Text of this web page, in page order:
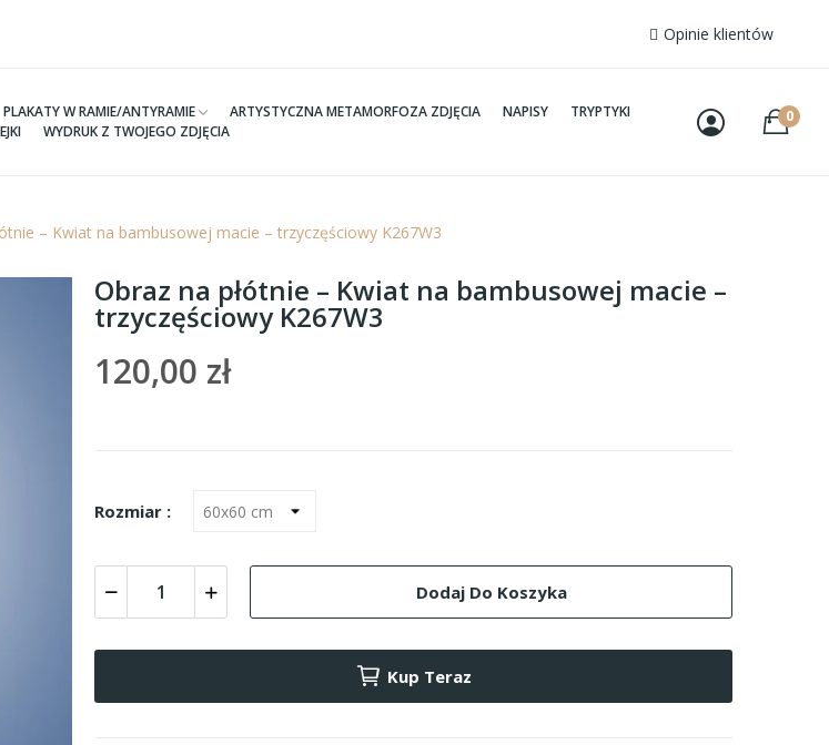
Opinie klientów
PLAKATY W RAMIE/ANTYRAMIE ARTYSTYCZNA METAMORFOZA ZDJĘCIA NAPISY
TRYPTYKI
WYDRUK Z TWOJEGO ZDJĘCIA
0
– Kwiat na bambusowej macie – trzyczęściowy K267W3
Obraz na płótnie – Kwiat na bambusowej macie –
trzyczęściowy K267W3
120,00 zł
Rozmiar :
Dodaj Do Koszyka
Kup Teraz